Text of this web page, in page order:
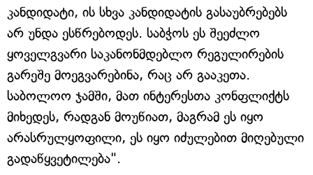
კანდიდატი, ის სხვა კანდიდატის გასაუბრებებს
არ უნდა ესწრებოდეს. საბჭოს ეს შეეძლო
ყოველგვარი საკანონმდებლო რეგულირების
გარეშე მოეგვარებინა, რაც არ გააკეთა.
საბოლოო ჯამში, მათ ინტერესთა კონფლიქტს
მიხედეს, რადგან მოუწიათ, მაგრამ ეს იყო
არასრულყოფილი, ეს იყო იძულებით მიღებული
გადაწყვეტილება".